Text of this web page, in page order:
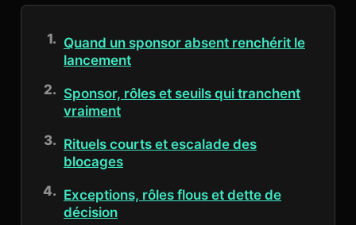
Quand un sponsor absent renchérit le
lancement
Sponsor, rôles et seuils qui tranchent
vraiment
Rituels courts et escalade des
blocages
Exceptions, rôles flous et dette de
décision